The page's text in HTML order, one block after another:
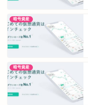
暗号資産
暗号資産